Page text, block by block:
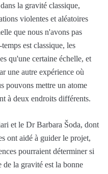
la gravité classique,
violentes et aléatoires
que nous n'avons pas
est classique, les
qu'une certaine échelle, et
une autre expérience où
pouvons mettre un atome
à deux endroits différents.
et le Dr Barbara Šoda, dont
ont aidé à guider le projet,
pourraient déterminer si
la gravité est la bonne